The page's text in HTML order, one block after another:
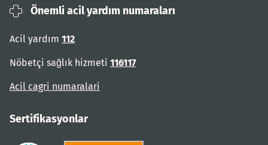
Önemli acil yardım numaraları
Acil yardım 112
Nöbetçi sağlık hizmeti 116117
Acil cagri numaralari
Sertifikasyonlar